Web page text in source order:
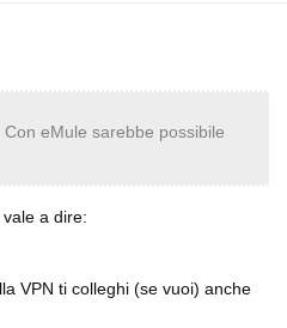
Con eMule sarebbe possibile
a dire:
VPN ti colleghi (se vuoi) anche